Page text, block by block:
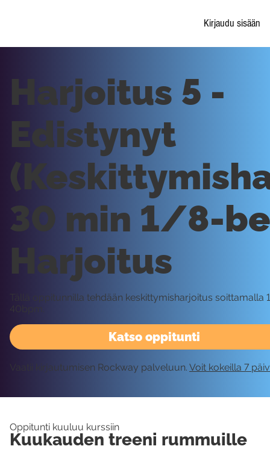
Kirjaudu sisään
Katso oppitunti
Harjoitus 5 -
Edistynyt
30 min 1/8-
Harjoitus
Tällä oppitunnilla tehdään keskittymisharjoitus
40bpm.
Vaatii kirjautumisen Rockway palveluun. Voit kokeilla 7
Oppitunti kuuluu kurssiin
Kuukauden treeni rummuille